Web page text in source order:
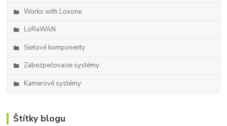
Works with Loxone
LoRaWAN
Sieťové komponenty
Zabezpečovacie systémy
Kamerové systémy
Štítky blogu